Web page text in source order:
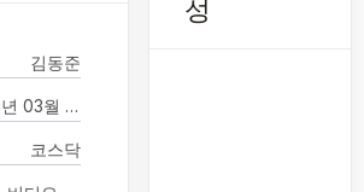
김동준
2007년 03월 14일
코스닥
성